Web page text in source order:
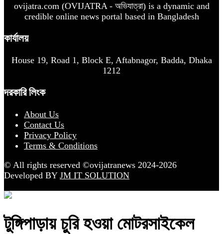
ovijatra.com (OVIJATRA - অভিযাত্রা) is a dynamic and
credible online news portal based in Bangladesh
কার্যালয়
House 19, Road 1, Block E, Aftabnagor, Badda, Dhaka
1212
দরকারি লিংক
About Us
Contact Us
Privacy Policy
Terms & Conditions
© All rights reserved ©ovijatranews 2024-2026
Developed BY JM IT SOLUTION
টুঙ্গিপাড়ায় চুরি হওয়া মোটরসাইকেল